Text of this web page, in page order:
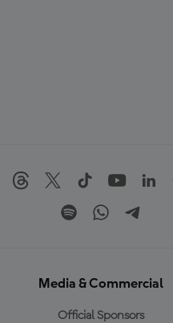
Media & Commercial
Official Sponsors